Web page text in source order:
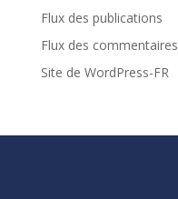
Flux des publications
Flux des commentaires
Site de WordPress-FR